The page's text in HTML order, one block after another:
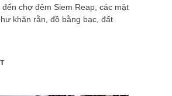
chợ đêm Siem Reap, các mặt
khăn rằn, đồ bằng bạc, đất